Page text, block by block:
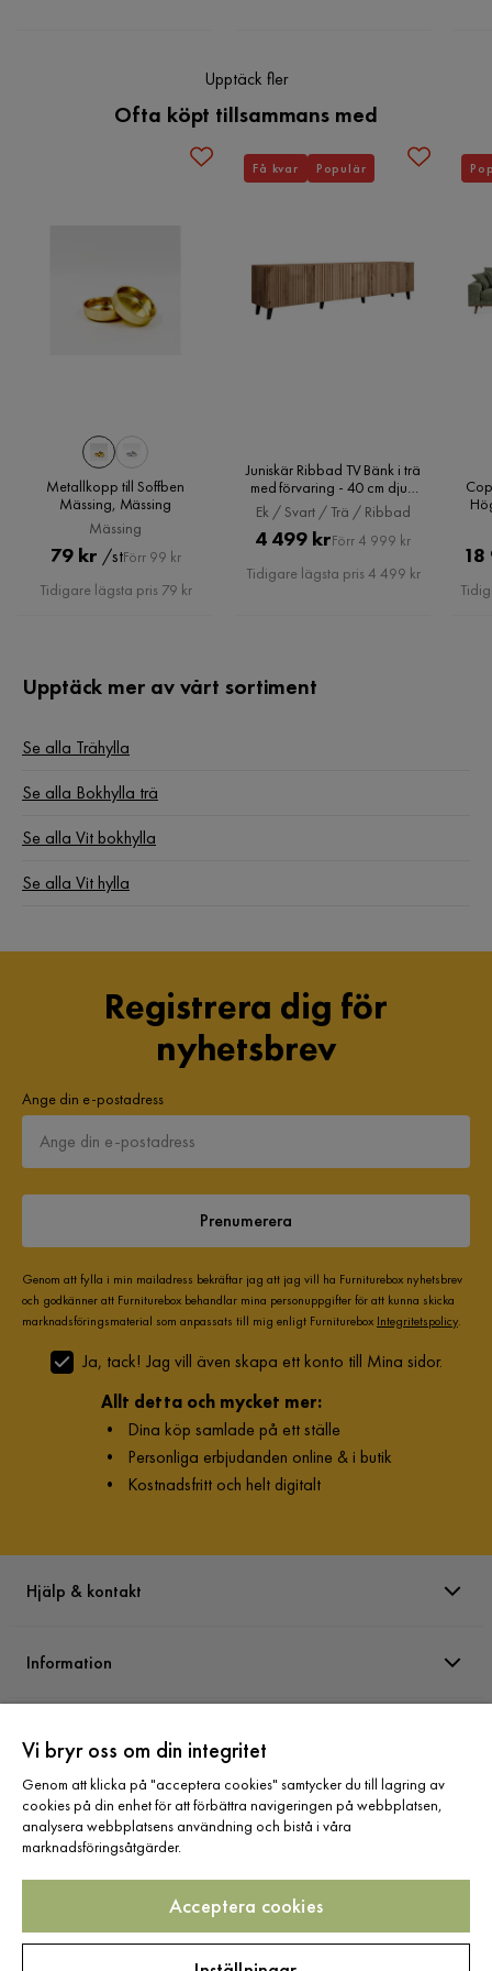
Upptäck fler
Ofta köpt tillsammans med
Metallkopp till Soffben
Mässing, Mässing
Mässing
Pris
79 kr /stOriginal
Pris
Förr 99 kr
Tidigare lägsta pris 79 kr
Juniskär Ribbad TV Bänk i trä
med förvaring - 40 cm djup
200 cm bred 49 cm hög, Ek /
Svart / Trä / Ribbad
Ek / Svart / Trä / Ribbad
Pris
4 499 krOriginal
Pris
Förr 4 999 kr
Tidigare lägsta pris 4 499 kr
Få kvar Populär
Upptäck mer av vårt sortiment
Se alla Trähylla
Se alla Bokhylla trä
Se alla Vit bokhylla
Se alla Vit hylla
Registrera dig för
nyhetsbrev
Ange din e-postadress
Prenumerera
Genom att fylla i min mailadress bekräftar jag att jag vill ha Furniturebox nyhetsbrev
och godkänner att Furniturebox behandlar mina personuppgifter för att kunna skicka
marknadsföringsmaterial som anpassats till mig enligt Furniturebox Integritetspolicy.
Ja, tack! Jag vill även skapa ett konto till Mina sidor.
Allt detta och mycket mer:
• Dina köp samlade på ett ställe
• Personliga erbjudanden online & i butik
• Kostnadsfritt och helt digitalt
Hjälp & kontakt
Information
Sortiment
Följ oss
Vi bryr oss om din integritet
Genom att klicka på "acceptera cookies" samtycker du till lagring av
cookies på din enhet för att förbättra navigeringen på webbplatsen,
analysera webbplatsens användning och bistå i våra
marknadsföringsåtgärder.
Acceptera cookies